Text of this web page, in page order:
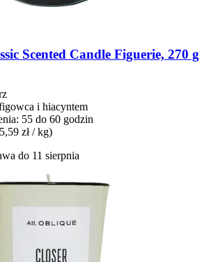
Scented Candle Figuerie, 270 g
i hiacyntem
55 do 60 godzin
zł / kg)
do 11 sierpnia